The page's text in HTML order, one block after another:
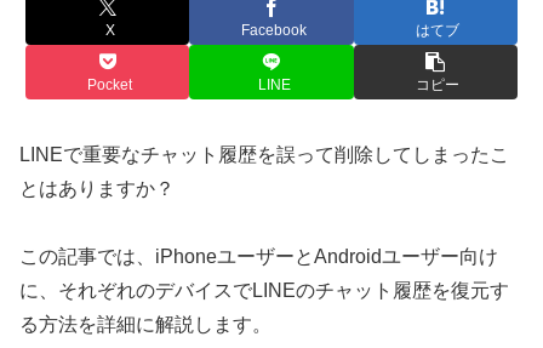
X Facebook はてブ
Pocket LINE コピー
LINEで重要なチャット履歴を誤って削除してしまったこ
とはありますか？
この記事では、iPhoneユーザーとAndroidユーザー向け
に、それぞれのデバイスでLINEのチャット履歴を復元す
る方法を詳細に解説します。